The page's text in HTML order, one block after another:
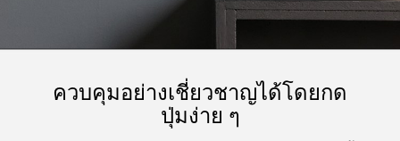
ควบคุมอย่างเชี่ยวชาญได้โดยกด
ปุ่มง่าย ๆ